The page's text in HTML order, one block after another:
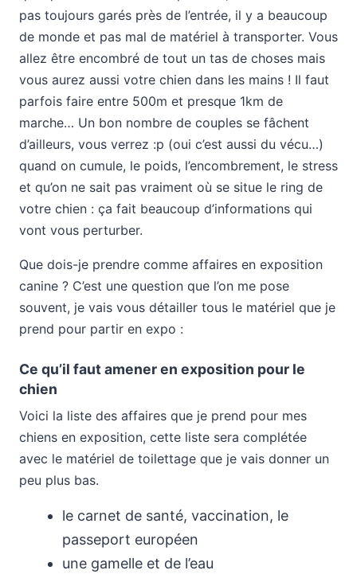
pas toujours garés près de l’entrée, il y a beaucoup
de monde et pas mal de matériel à transporter. Vous
allez être encombré de tout un tas de choses mais
vous aurez aussi votre chien dans les mains ! Il faut
parfois faire entre 500m et presque 1km de
marche… Un bon nombre de couples se fâchent
d’ailleurs, vous verrez :p (oui c’est aussi du vécu…)
quand on cumule, le poids, l’encombrement, le stress
et qu’on ne sait pas vraiment où se situe le ring de
votre chien : ça fait beaucoup d’informations qui
vont vous perturber.
Que dois-je prendre comme affaires en exposition
canine ? C’est une question que l’on me pose
souvent, je vais vous détailler tous le matériel que je
prend pour partir en expo :
Ce qu’il faut amener en exposition pour le
chien
Voici la liste des affaires que je prend pour mes
chiens en exposition, cette liste sera complétée
avec le matériel de toilettage que je vais donner un
peu plus bas.
le carnet de santé, vaccination, le
passeport européen
une gamelle et de l’eau